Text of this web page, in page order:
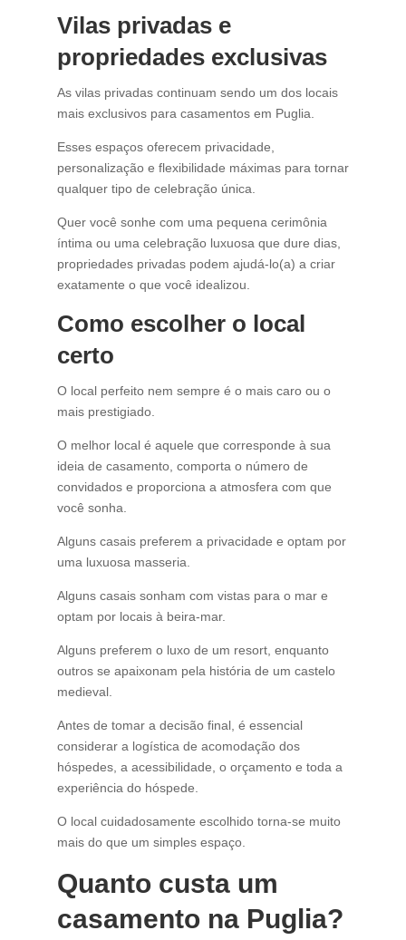
Vilas privadas e
propriedades exclusivas
As vilas privadas continuam sendo um dos locais
mais exclusivos para casamentos em Puglia.
Esses espaços oferecem privacidade,
personalização e flexibilidade máximas para tornar
qualquer tipo de celebração única.
Quer você sonhe com uma pequena cerimônia
íntima ou uma celebração luxuosa que dure dias,
propriedades privadas podem ajudá-lo(a) a criar
exatamente o que você idealizou.
Como escolher o local
certo
O local perfeito nem sempre é o mais caro ou o
mais prestigiado.
O melhor local é aquele que corresponde à sua
ideia de casamento, comporta o número de
convidados e proporciona a atmosfera com que
você sonha.
Alguns casais preferem a privacidade e optam por
uma luxuosa masseria.
Alguns casais sonham com vistas para o mar e
optam por locais à beira-mar.
Alguns preferem o luxo de um resort, enquanto
outros se apaixonam pela história de um castelo
medieval.
Antes de tomar a decisão final, é essencial
considerar a logística de acomodação dos
hóspedes, a acessibilidade, o orçamento e toda a
experiência do hóspede.
O local cuidadosamente escolhido torna-se muito
mais do que um simples espaço.
Quanto custa um
casamento na Puglia?